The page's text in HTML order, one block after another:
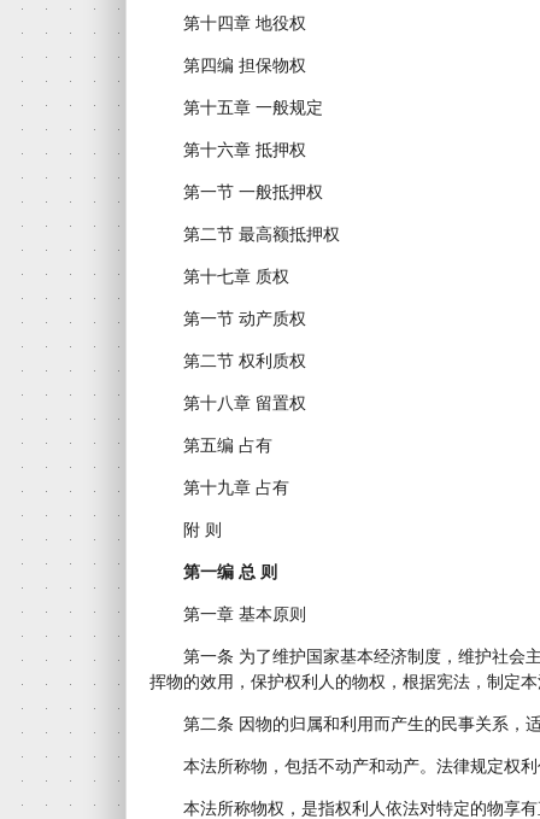
第十四章 地役权
第四编 担保物权
第十五章 一般规定
第十六章 抵押权
第一节 一般抵押权
第二节 最高额抵押权
第十七章 质权
第一节 动产质权
第二节 权利质权
第十八章 留置权
第五编 占有
第十九章 占有
附 则
第一编 总 则
第一章 基本原则
第一条 为了维护国家基本经济制度，维护社会
挥物的效用，保护权利人的物权，根据宪法，制定
第二条 因物的归属和利用而产生的民事关系，
本法所称物，包括不动产和动产。法律规定权利
本法所称物权，是指权利人依法对特定的物享有